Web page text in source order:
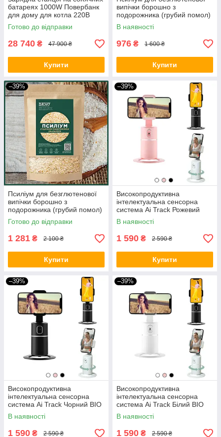
батареях 1000W Повербанк
для дому для котла 220В
Генератор для квартири BIO
Готово до відправки
28 740 ₴ 47 900 ₴
Купити
випічки борошно з
подорожника (грубий помол)
1500 грам
В наявності
976 ₴ 1 600 ₴
Купити
–39%
Псиліум для безглютенової
випічки борошно з
подорожника (грубий помол)
1500 грам
Готово до відправки
1 281 ₴ 2 100 ₴
Купити
–39%
Високопродуктивна
інтелектуальна сенсорна
система Ai Track Рожевий
BIO
В наявності
1 590 ₴ 2 590 ₴
Купити
–39%
Високопродуктивна
інтелектуальна сенсорна
система Ai Track Чорний BIO
В наявності
1 590 ₴ 2 590 ₴
–39%
Високопродуктивна
інтелектуальна сенсорна
система Ai Track Білий BIO
В наявності
1 590 ₴ 2 590 ₴